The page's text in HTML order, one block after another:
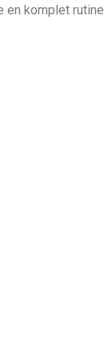
en komplet rutine.